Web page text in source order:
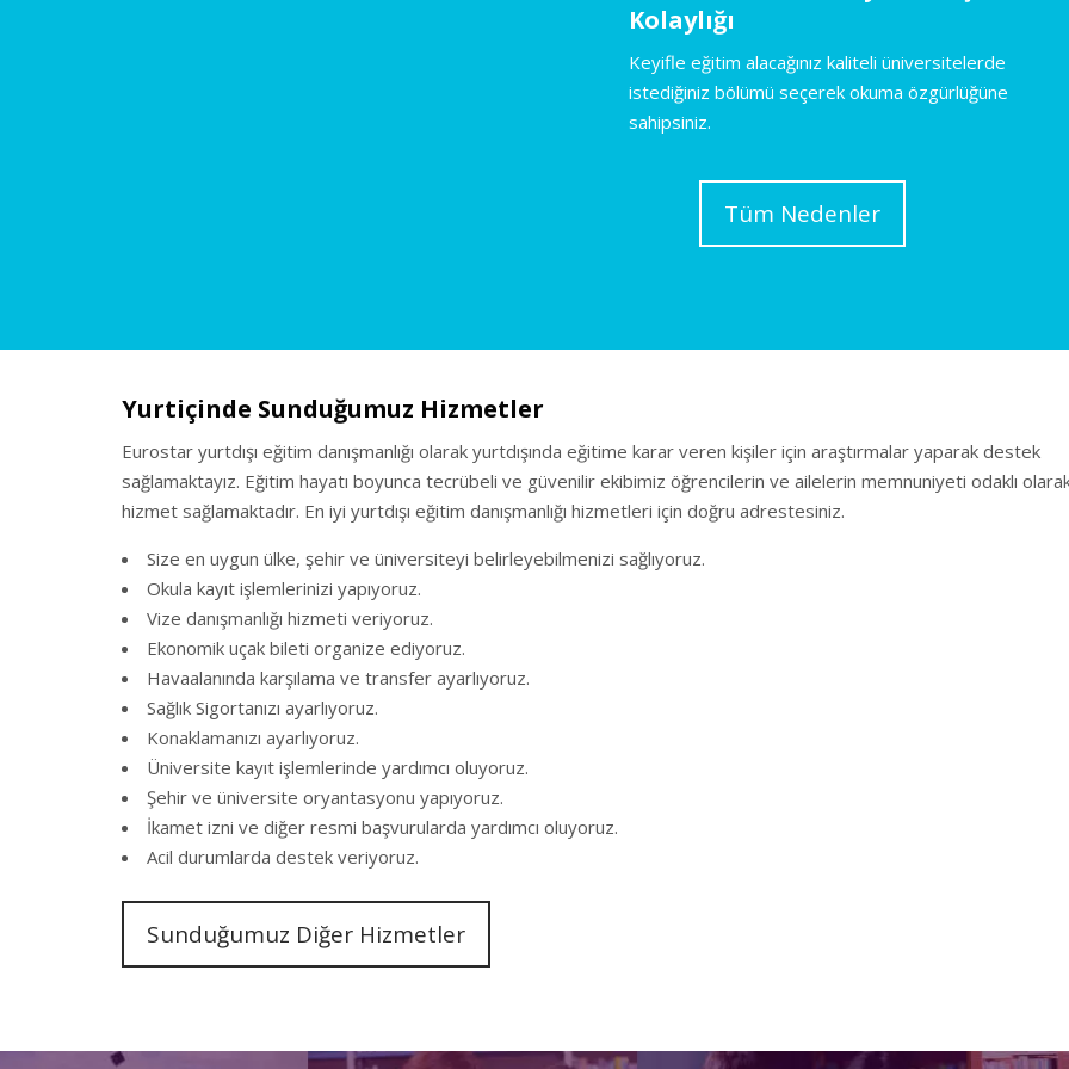
Kolaylığı
Keyifle eğitim alacağınız kaliteli üniversitelerde
istediğiniz bölümü seçerek okuma özgürlüğüne
sahipsiniz.
Tüm Nedenler
Yurtiçinde Sunduğumuz Hizmetler
Eurostar yurtdışı eğitim danışmanlığı olarak yurtdışında eğitime karar veren kişiler için araştırmalar yaparak destek
sağlamaktayız. Eğitim hayatı boyunca tecrübeli ve güvenilir ekibimiz öğrencilerin ve ailelerin memnuniyeti odaklı
hizmet sağlamaktadır. En iyi yurtdışı eğitim danışmanlığı hizmetleri için doğru adrestesiniz.
Size en uygun ülke, şehir ve üniversiteyi belirleyebilmenizi sağlıyoruz.
Okula kayıt işlemlerinizi yapıyoruz.
Vize danışmanlığı hizmeti veriyoruz.
Ekonomik uçak bileti organize ediyoruz.
Havaalanında karşılama ve transfer ayarlıyoruz.
Sağlık Sigortanızı ayarlıyoruz.
Konaklamanızı ayarlıyoruz.
Üniversite kayıt işlemlerinde yardımcı oluyoruz.
Şehir ve üniversite oryantasyonu yapıyoruz.
İkamet izni ve diğer resmi başvurularda yardımcı oluyoruz.
Acil durumlarda destek veriyoruz.
Sunduğumuz Diğer Hizmetler